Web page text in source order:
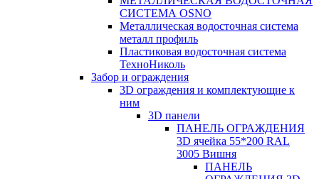
СИСТЕМА OSNO
Металлическая водосточная система
металл профиль
Пластиковая водосточная система
ТехноНиколь
Забор и ограждения
3D ограждения и комплектующие к
ним
3D панели
ПАНЕЛЬ ОГРАЖДЕНИЯ
3D ячейка 55*200 RAL
3005 Вишня
ПАНЕЛЬ